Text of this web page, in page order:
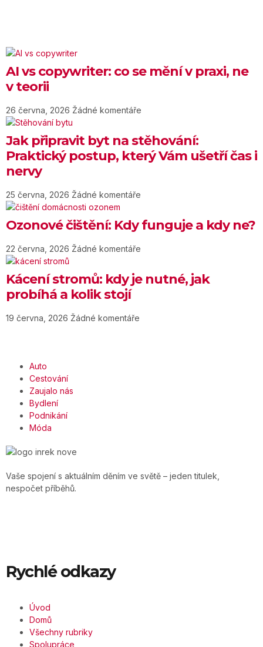
AI vs copywriter: co se mění v praxi, ne
v teorii
26 června, 2026 Žádné komentáře
Jak připravit byt na stěhování:
Praktický postup, který Vám ušetří čas i
nervy
25 června, 2026 Žádné komentáře
Ozonové čištění: Kdy funguje a kdy ne?
22 června, 2026 Žádné komentáře
Kácení stromů: kdy je nutné, jak
probíhá a kolik stojí
19 června, 2026 Žádné komentáře
Auto
Cestování
Zaujalo nás
Bydlení
Podnikání
Móda
Vaše spojení s aktuálním děním ve světě – jeden titulek,
nespočet příběhů.
Rychlé odkazy
Úvod
Domů
Všechny rubriky
Spolupráce